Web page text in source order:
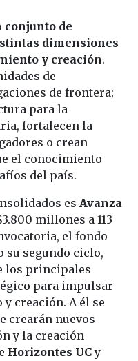
conjunto de
dimensiones
y creación.
de
de frontera;
para la
fortalecen la
o crean
el conocimiento
del país.
es Avanza
millones a 113
el fondo
su segundo ciclo,
los principales
para impulsar
creación. A él se
crearán nuevos
y la creación
Horizontes UCy